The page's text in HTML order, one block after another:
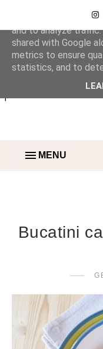
MENU
Bucatini
This site uses
and to analyze
shared with Google
metrics to ensure
statistics, and to